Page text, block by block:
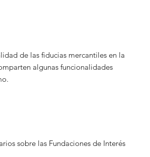
de las fiducias mercantiles en la
algunas funcionalidades
sobre las Fundaciones de Interés